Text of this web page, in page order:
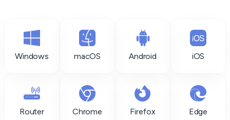
Windows macOS Android iOS
Router Chrome Firefox Edge